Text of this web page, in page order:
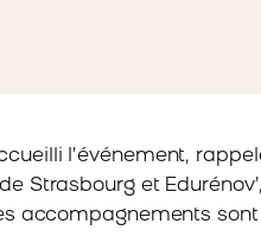
l’événement,
Strasbourg et
accompagnements